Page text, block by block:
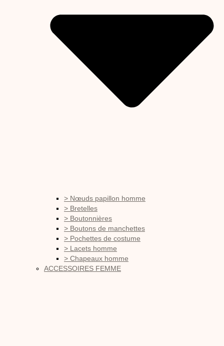
> Nœuds papillon homme
> Bretelles
> Boutonnières
> Boutons de manchettes
> Pochettes de costume
> Lacets homme
> Chapeaux homme
ACCESSOIRES FEMME